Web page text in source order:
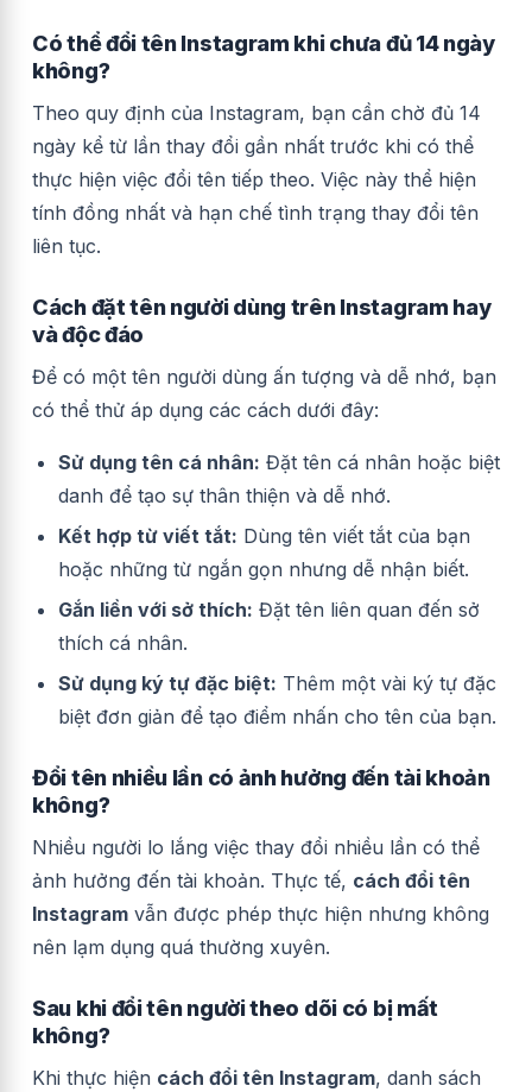
Có thể đổi tên Instagram khi chưa đủ 14 ngày
không?
Theo quy định của Instagram, bạn cần chờ đủ 14
ngày kể từ lần thay đổi gần nhất trước khi có thể
thực hiện việc đổi tên tiếp theo. Việc này thể hiện
tính đồng nhất và hạn chế tình trạng thay đổi tên
liên tục.
Cách đặt tên người dùng trên Instagram hay
và độc đáo
Để có một tên người dùng ấn tượng và dễ nhớ, bạn
có thể thử áp dụng các cách dưới đây:
Sử dụng tên cá nhân: Đặt tên cá nhân hoặc biệt
danh để tạo sự thân thiện và dễ nhớ.
Kết hợp từ viết tắt: Dùng tên viết tắt của bạn
hoặc những từ ngắn gọn nhưng dễ nhận biết.
Gắn liền với sở thích: Đặt tên liên quan đến sở
thích cá nhân.
Sử dụng ký tự đặc biệt: Thêm một vài ký tự đặc
biệt đơn giản để tạo điểm nhấn cho tên của bạn.
Đổi tên nhiều lần có ảnh hưởng đến tài khoản
không?
Nhiều người lo lắng việc thay đổi nhiều lần có thể
ảnh hưởng đến tài khoản. Thực tế, cách đổi tên
Instagram vẫn được phép thực hiện nhưng không
nên lạm dụng quá thường xuyên.
Sau khi đổi tên người theo dõi có bị mất
không?
Khi thực hiện cách đổi tên Instagram, danh sách